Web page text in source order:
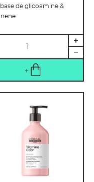
de glicoamine &